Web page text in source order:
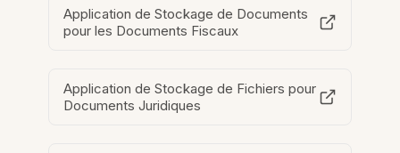
Application de Stockage de Documents
pour les Documents Fiscaux
Application de Stockage de Fichiers pour
Documents Juridiques